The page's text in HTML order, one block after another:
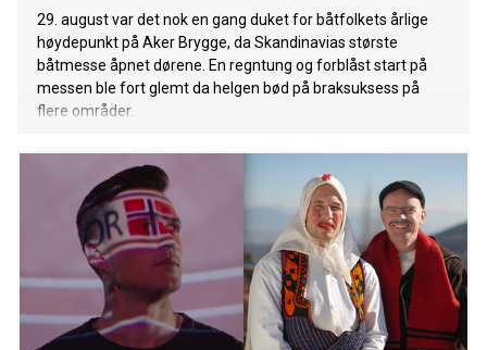
29. august var det nok en gang duket for båtfolkets årlige
høydepunkt på Aker Brygge, da Skandinavias største
båtmesse åpnet dørene. En regntung og forblåst start på
messen ble fort glemt da helgen bød på braksuksess på
flere områder.